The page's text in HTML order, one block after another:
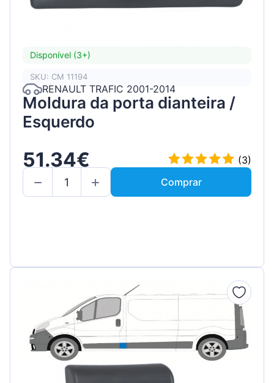
Disponível (3+)
SKU: CM 11194
RENAULT TRAFIC 2001-2014
Moldura da porta dianteira /
Esquerdo
51.34€
(3)
Comprar